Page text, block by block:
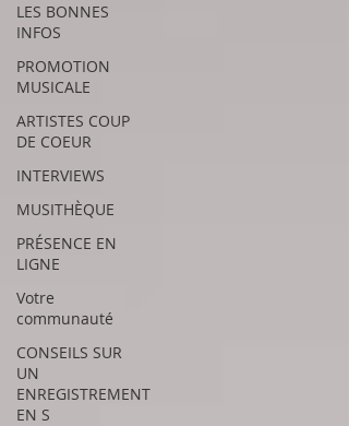
LES BONNES
INFOS
PROMOTION
MUSICALE
ARTISTES COUP
DE COEUR
INTERVIEWS
MUSITHÈQUE
PRÉSENCE EN
LIGNE
Votre
communauté
CONSEILS SUR
UN
ENREGISTREMENT
EN S